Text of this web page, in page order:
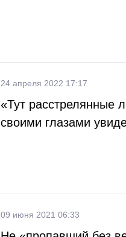
24 апреля 2022 17:17
«Тут расстрелянные
своими глазами
09 июня 2021 06:33